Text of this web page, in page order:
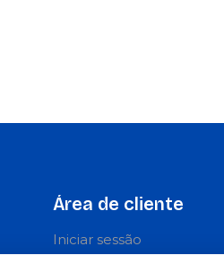
Área de cliente
Iniciar sessão